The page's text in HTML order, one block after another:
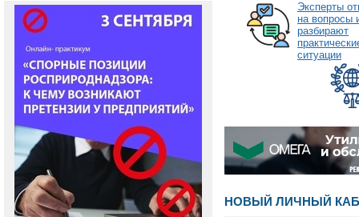
Эксперты
на вопросы
разбирают
ситуации
НОВЫЙ ЛИЧНЫЙ